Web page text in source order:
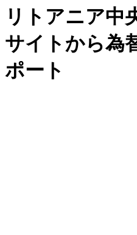
リトアニア中
サイトから為
ポート